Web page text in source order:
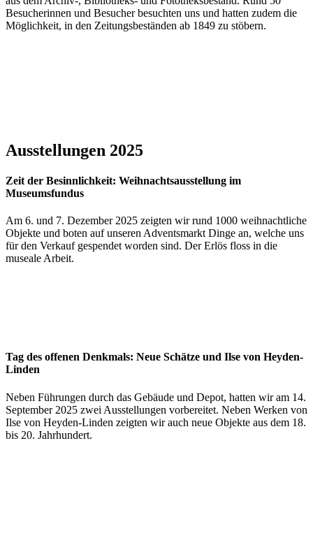
Besucherinnen und Besucher besuchten uns und hatten zudem die
Möglichkeit, in den Zeitungsbeständen ab 1849 zu stöbern.
Ausstellungen 2025
Zeit der Besinnlichkeit: Weihnachtsausstellung im
Museumsfundus
Am 6. und 7. Dezember 2025 zeigten wir rund 1000 weihnachtliche
Objekte und boten auf unseren Adventsmarkt Dinge an, welche uns
für den Verkauf gespendet worden sind. Der Erlös floss in die
museale Arbeit.
Tag des offenen Denkmals: Neue Schätze und Ilse von Heyden-
Linden
Neben Führungen durch das Gebäude und Depot, hatten wir am 14.
September 2025 zwei Ausstellungen vorbereitet. Neben Werken von
Ilse von Heyden-Linden zeigten wir auch neue Objekte aus dem 18.
bis 20. Jahrhundert.